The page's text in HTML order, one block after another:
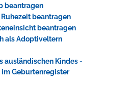
das rauschende Meer im
die pure Entspannung auf der
beantragen
beantragen
beantragen
als Adoptiveltern
ausländischen Kindes -
Geburtenregister